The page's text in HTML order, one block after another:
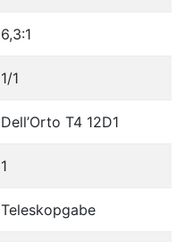
6,3:1
1/1
Dell’Orto T4 12D1
1
Teleskopgabe